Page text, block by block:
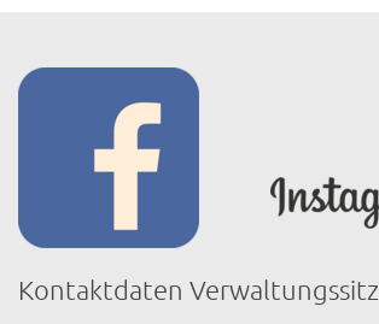
Kontaktdaten Verwaltungssitz